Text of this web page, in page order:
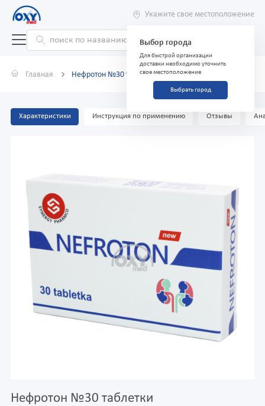
Укажите свое местоположение
Выбор города
Для быстрой организации
доставки необходимо уточнить
свое местоположение
Выбрать город
Главная Нефротон №30 таблетки
Характеристики Инструкция по применению Отзывы
Нефротон №30 таблетки